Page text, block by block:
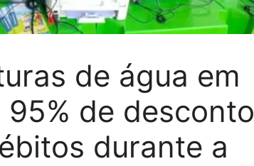
de água em
de desconto
durante a